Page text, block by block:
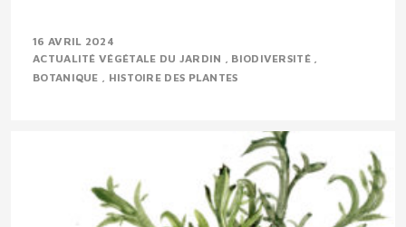
16 AVRIL 2024
ACTUALITÉ VÉGÉTALE DU JARDIN
BIODIVERSITÉ
BOTANIQUE
HISTOIRE DES PLANTES